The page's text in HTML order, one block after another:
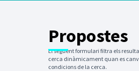
Propostes
El següent formulari filtra els
cerca dinàmicament quan es
condicions de la cerca.